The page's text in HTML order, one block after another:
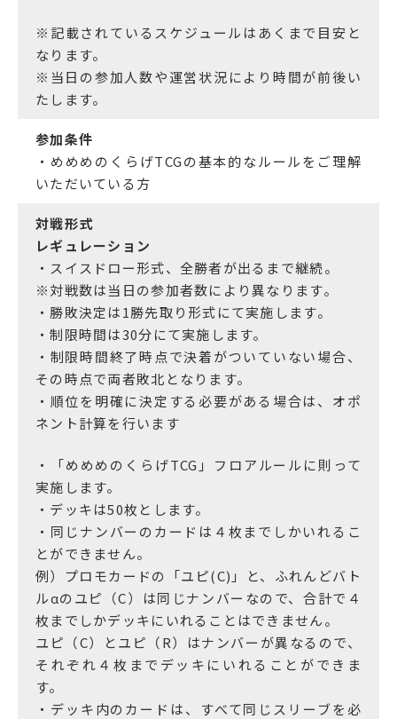
※記載されているスケジュールはあくまで目安と
なります。
※当日の参加人数や運営状況により時間が前後い
たします。
参加条件
・めめめのくらげTCGの基本的なルールをご理解
いただいている方
対戦形式
レギュレーション
・スイスドロー形式、全勝者が出るまで継続。
※対戦数は当日の参加者数により異なります。
・勝敗決定は1勝先取り形式にて実施します。
・制限時間は30分にて実施します。
・制限時間終了時点で決着がついていない場合、
その時点で両者敗北となります。
・順位を明確に決定する必要がある場合は、オポ
ネント計算を行います
・「めめめのくらげTCG」フロアルールに則って
実施します。
・デッキは50枚とします。
・同じナンバーのカードは４枚までしかいれるこ
とができません。
例）プロモカードの「ユピ(C)」と、ふれんどバト
ルαのユピ（C）は同じナンバーなので、合計で４
枚までしかデッキにいれることはできません。
ユピ（C）とユピ（R）はナンバーが異なるので、
それぞれ４枚までデッキにいれることができま
す。
・デッキ内のカードは、すべて同じスリーブを必